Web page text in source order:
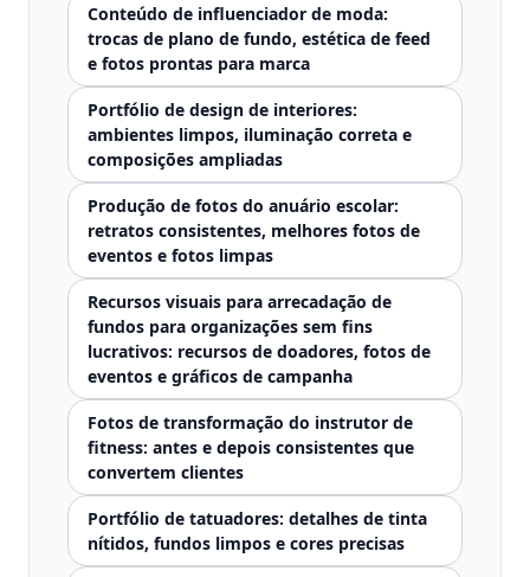
Conteúdo de influenciador de moda:
trocas de plano de fundo, estética de feed
e fotos prontas para marca
Portfólio de design de interiores:
ambientes limpos, iluminação correta e
composições ampliadas
Produção de fotos do anuário escolar:
retratos consistentes, melhores fotos de
eventos e fotos limpas
Recursos visuais para arrecadação de
fundos para organizações sem fins
lucrativos: recursos de doadores, fotos de
eventos e gráficos de campanha
Fotos de transformação do instrutor de
fitness: antes e depois consistentes que
convertem clientes
Portfólio de tatuadores: detalhes de tinta
nítidos, fundos limpos e cores precisas